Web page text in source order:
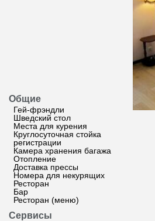
Общие
Гей-фрэндли
Шведский стол
Места для курения
Круглосуточная стойка
регистрации
Камера хранения багажа
Отопление
Доставка прессы
Номера для некурящих
Ресторан
Бар
Ресторан (меню)
Сервисы